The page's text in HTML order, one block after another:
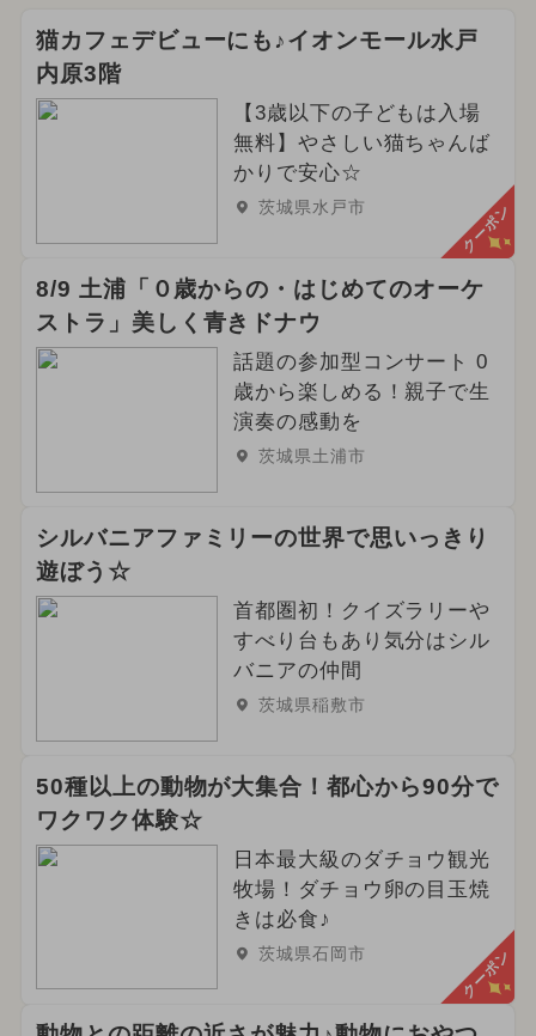
猫カフェデビューにも♪イオンモール水戸
内原3階
【3歳以下の子どもは入場
無料】やさしい猫ちゃんば
かりで安心☆
茨城県水戸市 クーポン
8/9 土浦「０歳からの・はじめてのオーケ
ストラ」美しく青きドナウ
話題の参加型コンサート 0
歳から楽しめる！親子で生
演奏の感動を
茨城県土浦市
シルバニアファミリーの世界で思いっきり
遊ぼう☆
首都圏初！クイズラリーや
すべり台もあり気分はシル
バニアの仲間
茨城県稲敷市
50種以上の動物が大集合！都心から90分で
ワクワク体験☆
日本最大級のダチョウ観光
牧場！ダチョウ卵の目玉焼
きは必食♪
茨城県石岡市 クーポン